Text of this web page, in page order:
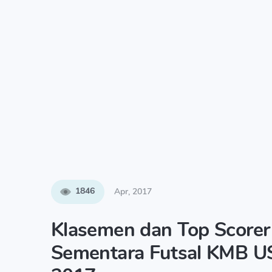
1846 Apr, 2017
Klasemen dan Top Scorer
Sementara Futsal KMB